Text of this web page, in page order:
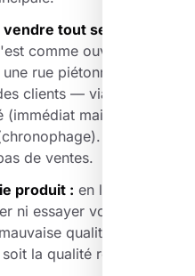
tout seul :
comme ouvrir une
rue piétonne
clients — via le SEO
mais coûteux)
Sans
de ventes.
produit : en ligne, le
ni essayer votre
qualité tuent les
la qualité réelle du